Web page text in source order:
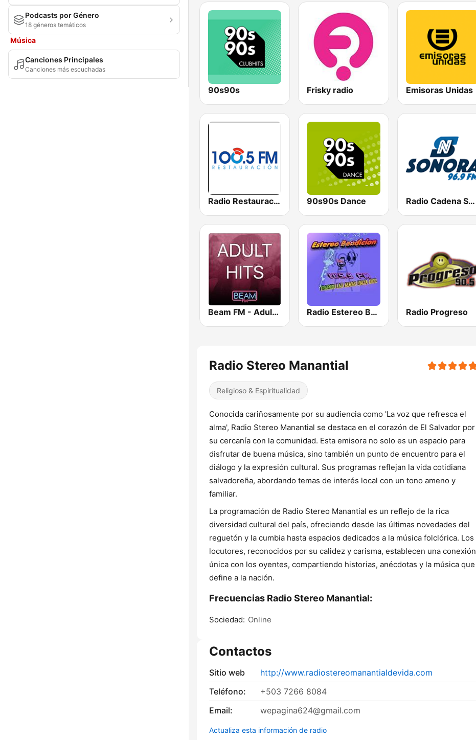
Podcasts por Género
18 géneros temáticos
Música
Canciones Principales
Canciones más escuchadas
90s90s Frisky radio Emisoras Unidas
Radio Restauracion 90s90s Dance Radio Cadena Sonora
Beam FM - Adult Hits Radio Estereo Bendicion HN Radio Progreso
Radio Stereo Manantial
Religioso & Espiritualidad
Conocida cariñosamente por su audiencia como 'La voz que refresca el
alma', Radio Stereo Manantial se destaca en el corazón de El Salvador por
su cercanía con la comunidad. Esta emisora no solo es un espacio para
disfrutar de buena música, sino también un punto de encuentro para el
diálogo y la expresión cultural. Sus programas reflejan la vida cotidiana
salvadoreña, abordando temas de interés local con un tono ameno y
familiar.
La programación de Radio Stereo Manantial es un reflejo de la rica
diversidad cultural del país, ofreciendo desde las últimas novedades del
reguetón y la cumbia hasta espacios dedicados a la música folclórica. Los
locutores, reconocidos por su calidez y carisma, establecen una conexión
única con los oyentes, compartiendo historias, anécdotas y la música que
define a la nación.
Frecuencias Radio Stereo Manantial:
Sociedad: Online
Contactos
Sitio web
http://www.radiostereomanantialdevida.com
Teléfono:
+503 7266 8084
Email:
wepagina624@gmail.com
Actualiza esta información de radio